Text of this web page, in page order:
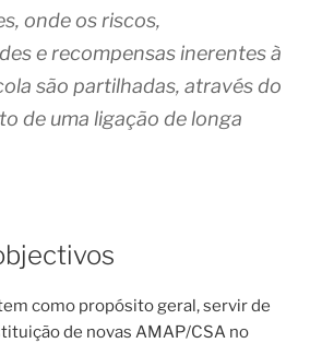
onde os riscos,
e recompensas inerentes à
são partilhadas, através do
de uma ligação de longa
como propósito geral, servir de
de novas AMAP/CSA no